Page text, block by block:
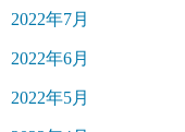
2022年7月
2022年6月
2022年5月